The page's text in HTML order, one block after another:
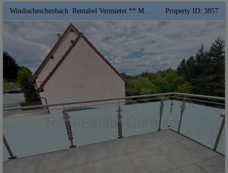
Windischeschenbach: Rentabel Vermietet ** Moderne 2 Zimmer Wohnung ** KfW40-QNG-- Förderfähig* Hohe Abschreibung Property ID: 3857